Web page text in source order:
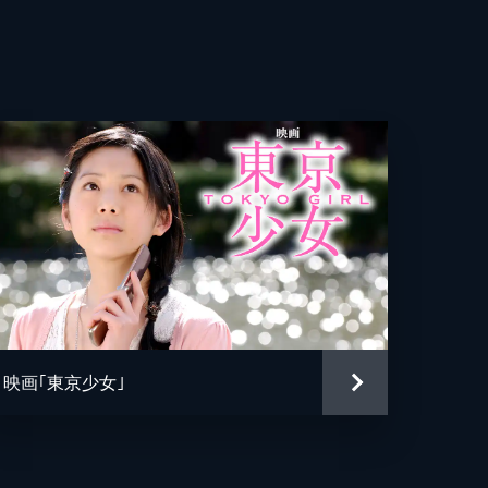
映画｢東京少女｣